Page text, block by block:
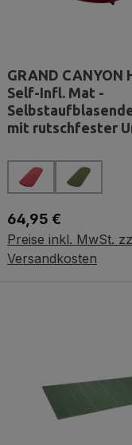
GRAND CANYON
Self-Infl. Mat -
mit rutschfester
Farbe
Regulärer Preis:
64,95 €
Preise inkl. MwSt.
Versandkosten
Variante